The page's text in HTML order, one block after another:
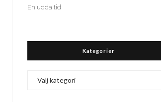
En udda tid
Kategorier